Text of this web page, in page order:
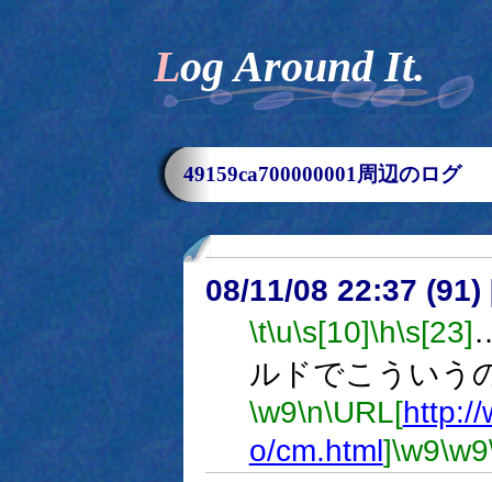
Log Around It.
49159ca700000001周辺のログ
08/11/08 22:37 (91)
\t\u\s[10]\h\s[23]
ルドでこういう
\w9\n\URL[http://
o/cm.html]\w9\w9